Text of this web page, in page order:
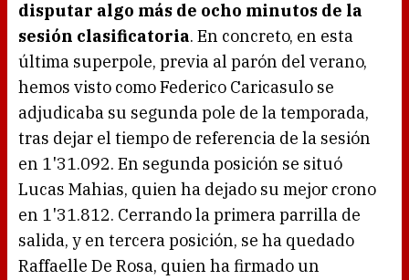
disputar algo más de ocho minutos de la
sesión clasificatoria. En concreto, en esta
última superpole, previa al parón del verano,
hemos visto como Federico Caricasulo se
adjudicaba su segunda pole de la temporada,
tras dejar el tiempo de referencia de la sesión
en 1'31.092. En segunda posición se situó
Lucas Mahias, quien ha dejado su mejor crono
en 1'31.812. Cerrando la primera parrilla de
salida, y en tercera posición, se ha quedado
Raffaelle De Rosa, quien ha firmado un